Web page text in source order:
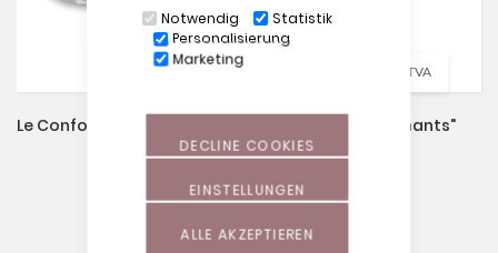
Notwendig
Statistik
Personalisierung
Marketing
ALLE AKZEPTIEREN
EINSTELLUNGEN
DECLINE COOKIES
incl. TVA
Le Confort Incl. Taie Dessin 133 "Troupeau D'éléphants"